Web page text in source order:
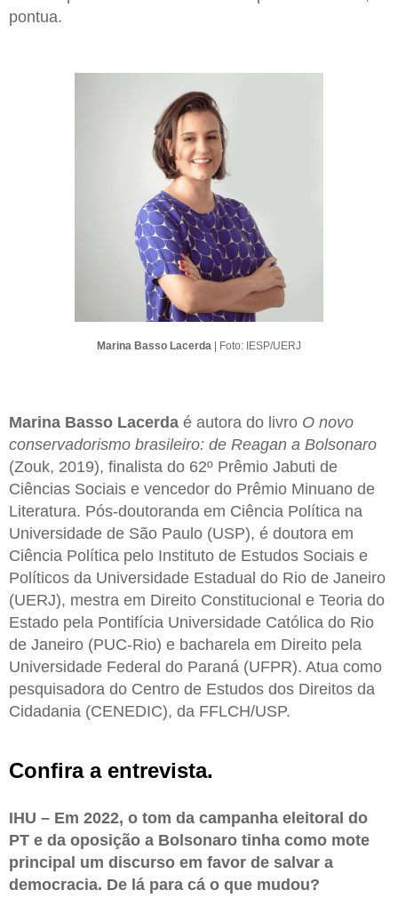
pontua.
Marina Basso Lacerda | Foto: IESP/UERJ
Marina Basso Lacerda é autora do livro O novo
conservadorismo brasileiro: de Reagan a Bolsonaro
(Zouk, 2019), finalista do 62º Prêmio Jabuti de
Ciências Sociais e vencedor do Prêmio Minuano de
Literatura. Pós-doutoranda em Ciência Política na
Universidade de São Paulo (USP), é doutora em
Ciência Política pelo Instituto de Estudos Sociais e
Políticos da Universidade Estadual do Rio de Janeiro
(UERJ), mestra em Direito Constitucional e Teoria do
Estado pela Pontifícia Universidade Católica do Rio
de Janeiro (PUC-Rio) e bacharela em Direito pela
Universidade Federal do Paraná (UFPR). Atua como
pesquisadora do Centro de Estudos dos Direitos da
Cidadania (CENEDIC), da FFLCH/USP.
Confira a entrevista.
IHU – Em 2022, o tom da campanha eleitoral do
PT e da oposição a Bolsonaro tinha como mote
principal um discurso em favor de salvar a
democracia. De lá para cá o que mudou?